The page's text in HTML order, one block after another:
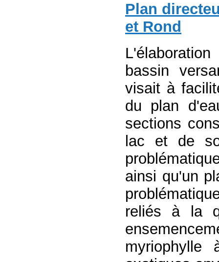
Plan
et Rond
bassin
visait à
du plan
sections
lac et de
ainsi qu'un
reliés à la
myriophylle